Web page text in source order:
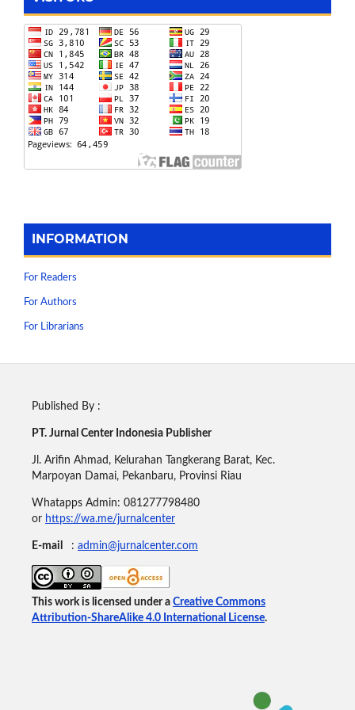
INFORMATION
For Readers
For Authors
For Librarians
Published By :
PT. Jurnal Center Indonesia Publisher
Jl. Arifin Ahmad, Kelurahan Tangkerang Barat, Kec.
Marpoyan Damai, Pekanbaru, Provinsi Riau
Whatapps Admin: 081277798480
or https://wa.me/jurnalcenter
E-mail : admin@jurnalcenter.com
This work is licensed under a Creative Commons
Attribution-ShareAlike 4.0 International License.